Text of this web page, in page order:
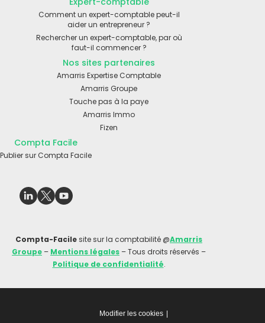
Comment un expert-comptable peut-il
aider un entrepreneur ?
Rechercher un expert-comptable, par où
faut-il commencer ?
Nos sites partenaires
Amarris Expertise Comptable
Amarris Groupe
Touche pas à la paye
Amarris Immo
Fizen
Compta Facile
Publier sur Compta Facile
Compta-Facilesite sur la comptabilité @Amarris
Groupe – Mentions légales – Tous droits réservés –
Politique de confidentialité.
Modifier les cookies